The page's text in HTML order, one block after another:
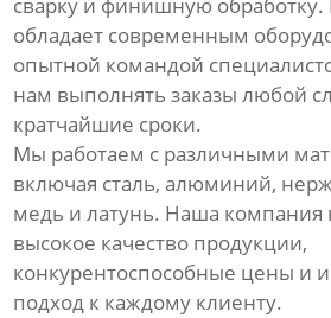
сварку и финишную
обладает современным
опытной командой
нам выполнять заказы любой
кратчайшие сроки.
Мы работаем с различными
включая сталь, алюминий,
медь и латунь. Наша компания
высокое качество продукции,
конкурентоспособные цены и
подход к каждому клиенту.